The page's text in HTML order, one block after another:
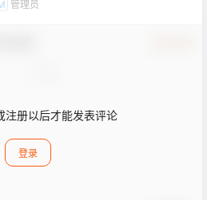
管理员
注册以后才能发表评论
登录